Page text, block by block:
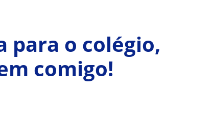
para o colégio,
comigo!